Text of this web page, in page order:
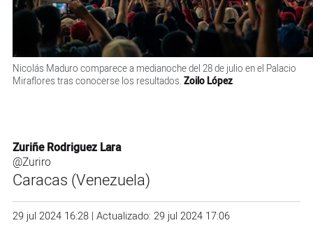
Nicolás Maduro comparece a medianoche del 28 de julio en el Palacio
Miraflores tras conocerse los resultados. Zoilo López
Zuriñe Rodriguez Lara
@Zuriro
Caracas (Venezuela)
29 jul 2024 16:28 | Actualizado: 29 jul 2024 17:06